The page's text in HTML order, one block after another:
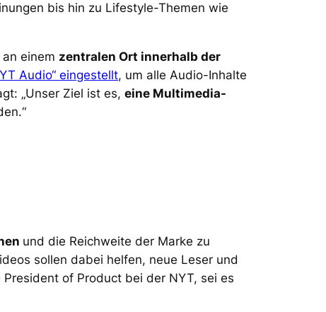
bis hin zu Lifestyle-Themen wie
einem zentralen Ort innerhalb der
Audio“ eingestellt, um alle Audio-Inhalte
„Unser Ziel ist es, eine Multimedia-
und die Reichweite der Marke zu
sollen dabei helfen, neue Leser und
of Product bei der NYT, sei es